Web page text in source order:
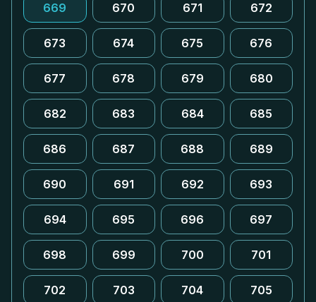
669 670 671 672
673 674 675 676
677 678 679 680
682 683 684 685
686 687 688 689
690 691 692 693
694 695 696 697
698 699 700 701
702 703 704 705